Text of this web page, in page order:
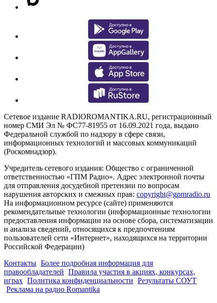
Сетевое издание RADIOROMANTIKA.RU, регистрационный
номер СМИ Эл № ФС77-81955 от 16.09.2021 года, выдано
Федеральной службой по надзору в сфере связи,
информационных технологий и массовых коммуникаций
(Роскомнадзор).
Учредитель сетевого издания: Общество с ограниченной
ответственностью «ГПМ Радио». Адрес электронной почты
для отправления досудебной претензии по вопросам
нарушения авторских и смежных прав: copyright@gpmradio.ru
На информационном ресурсе (сайте) применяются
рекомендательные технологии (информационные технологии
предоставления информации на основе сбора, систематизации
и анализа сведений, относящихся к предпочтениям
пользователей сети «Интернет», находящихся на территории
Российской Федерации)
Контакты Более подробная информация для
правообладателей Правила участия в акциях, конкурсах,
играх Политика конфиденциальности Результаты СОУТ
Реклама на радио Romantika